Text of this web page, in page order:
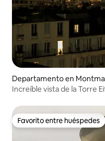
Departamento en
Increíble vista de la Torre
Favorito entre huéspedes
Favorito entre huéspedes